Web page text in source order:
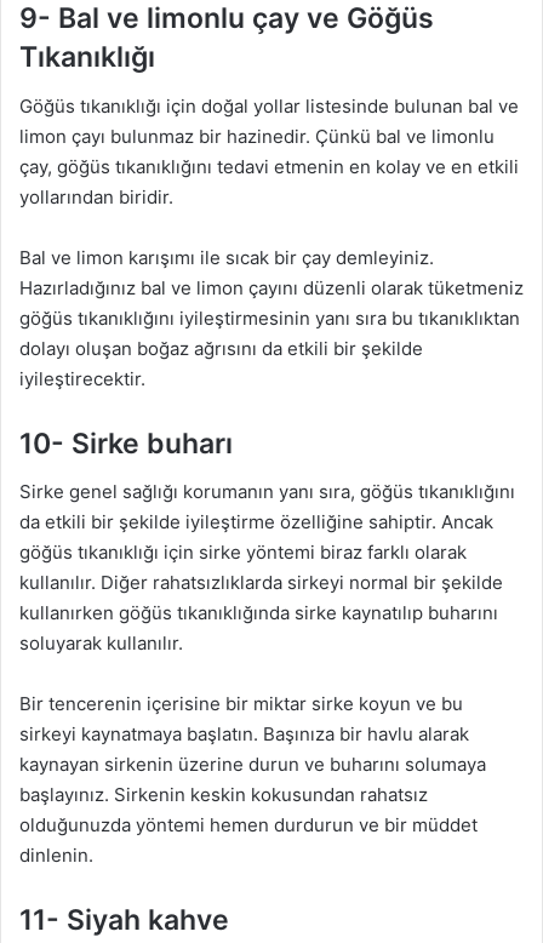
9- Bal ve limonlu çay ve Göğüs
Tıkanıklığı
Göğüs tıkanıklığı için doğal yollar listesinde bulunan bal ve
limon çayı bulunmaz bir hazinedir. Çünkü bal ve limonlu
çay, göğüs tıkanıklığını tedavi etmenin en kolay ve en etkili
yollarından biridir.
Bal ve limon karışımı ile sıcak bir çay demleyiniz.
Hazırladığınız bal ve limon çayını düzenli olarak tüketmeniz
göğüs tıkanıklığını iyileştirmesinin yanı sıra bu tıkanıklıktan
dolayı oluşan boğaz ağrısını da etkili bir şekilde
iyileştirecektir.
10- Sirke buharı
Sirke genel sağlığı korumanın yanı sıra, göğüs tıkanıklığını
da etkili bir şekilde iyileştirme özelliğine sahiptir. Ancak
göğüs tıkanıklığı için sirke yöntemi biraz farklı olarak
kullanılır. Diğer rahatsızlıklarda sirkeyi normal bir şekilde
kullanırken göğüs tıkanıklığında sirke kaynatılıp buharını
soluyarak kullanılır.
Bir tencerenin içerisine bir miktar sirke koyun ve bu
sirkeyi kaynatmaya başlatın. Başınıza bir havlu alarak
kaynayan sirkenin üzerine durun ve buharını solumaya
başlayınız. Sirkenin keskin kokusundan rahatsız
olduğunuzda yöntemi hemen durdurun ve bir müddet
dinlenin.
11- Siyah kahve